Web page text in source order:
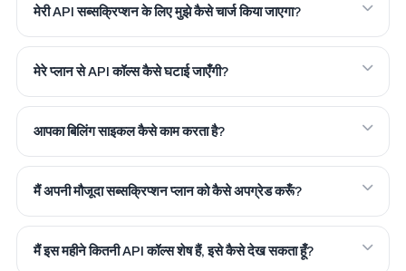
मेरी API सब्सक्रिप्शन के लिए मुझे कैसे चार्ज किया जाएगा?
मेरे प्लान से API कॉल्स कैसे घटाई जाएँगी?
आपका बिलिंग साइकल कैसे काम करता है?
मैं अपनी मौजूदा सब्सक्रिप्शन प्लान को कैसे अपग्रेड करूँ?
मैं इस महीने कितनी API कॉल्स शेष हैं, इसे कैसे देख सकता हूँ?